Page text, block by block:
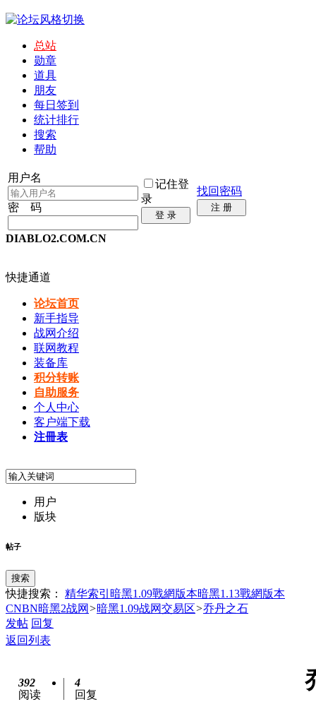
总站
勋章
道具
朋友
每日签到
统计排行
搜索
帮助
用户名
密 码
记住登
录
登 录
找回密码
注 册
DIABLO2.COM.CN
快捷通道
论坛首页
新手指导
战网介绍
联网教程
装备库
积分转账
自助服务
个人中心
客户端下载
注冊表
用户
版块
帖子
搜索
快捷搜索： 精华索引 暗黑1.09戰網版本暗黑1.13戰網版本
CNBN暗黑2战网 >暗黑1.09战网交易区>乔丹之石
发帖 回复
返回列表
392
阅读
4
回复